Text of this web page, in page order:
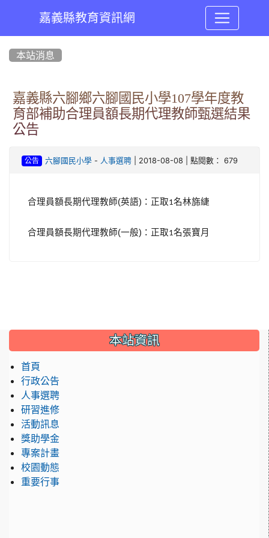
嘉義縣教育資訊網
本站消息
嘉義縣六腳鄉六腳國民小學107學年度教
育部補助合理員額長期代理教師甄選結果
公告
公告 六腳國民小學- 人事選聘| 2018-08-08 | 點閱數： 679
合理員額長期代理教師(英語) ：正取1名林旆緁
合理員額長期代理教師(一般) ：正取1名張寶月
::: 本站資訊
首頁
行政公告
人事選聘
研習進修
活動訊息
獎助學金
專案計畫
校園動態
重要行事